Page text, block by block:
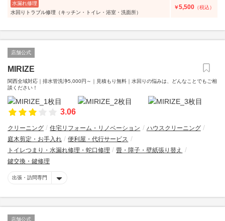
水漏れ修理
水回りトラブル修理（キッチン・トイレ・浴室・洗面所）
￥5,500 （税込）
店舗公式
MIRIZE
関西全域対応｜排水管洗浄5,000円～｜見積もり無料｜水回りの悩みは、どんなことでもご相
談ください！
3.06
クリーニング 住宅リフォーム・リノベーション
ハウスクリーニング
庭木剪定・お手入れ
便利屋・代行サービス
トイレつまり・水漏れ修理・蛇口修理
畳・障子・壁紙張り替え
鍵交換・鍵修理
出張・訪問専門
店舗公式